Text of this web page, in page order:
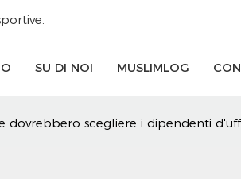
SU DI NOI MUSLIMLOG
dovrebbero scegliere i dipendenti